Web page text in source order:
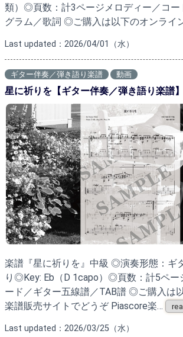
類）◎頁数：計3ページメロディー／コー
グラム／歌詞 ◎ご購入は以下のオンライ
Last updated：2026/04/01（水）
ギター伴奏／弾き語り楽譜 動画
星に祈りを【ギター伴奏／弾き語り楽譜】
楽譜『星に祈りを』中級 ◎演奏形態：ギ
り◎Key: Eb（D 1capo）◎頁数：計5ペー
ード／ギター五線譜／TAB譜 ◎ご購入は
楽譜販売サイトでどうぞ Piascore楽…
Last updated：2026/03/25（水）